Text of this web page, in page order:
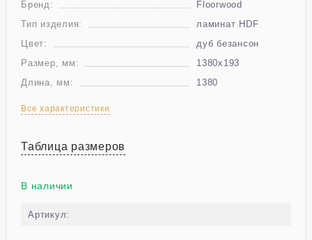
Бренд:
Floorwood
Тип изделия:
ламинат HDF
Цвет:
дуб безансон
Размер, мм:
1380х193
Длина, мм:
1380
Все характеристики
Таблица размеров
В наличии
Артикул: